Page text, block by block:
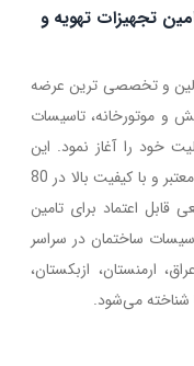
تجهیزات تهویه و
از سال ۱۳۸۳ به‌عنوان اولین و تخصصی ترین عرضه
و موتورخانه، تاسیسات
خود را آغاز نمود. این
مجموعه کامل و تخصصی با ارائه محصولات معتبر و با کیفیت بالا در 80
قابل اعتماد برای تامین
ساختمان در سراسر
ارمنستان، ازبکستان،
شناخته می‌شود.